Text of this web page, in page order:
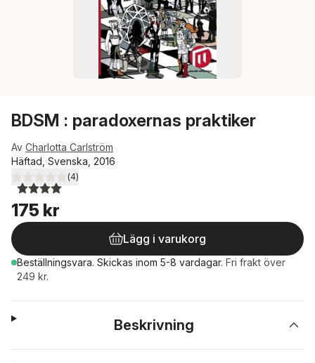
BDSM : paradoxernas praktiker
Av Charlotta Carlström
Häftad, Svenska, 2016
4,0utav 5 stjärnor. Totalt antal röster:
(4)
175 kr
Lägg i varukorg
Beställningsvara. Skickas inom 5-8 vardagar. Fri frakt över
249 kr.
Beskrivning